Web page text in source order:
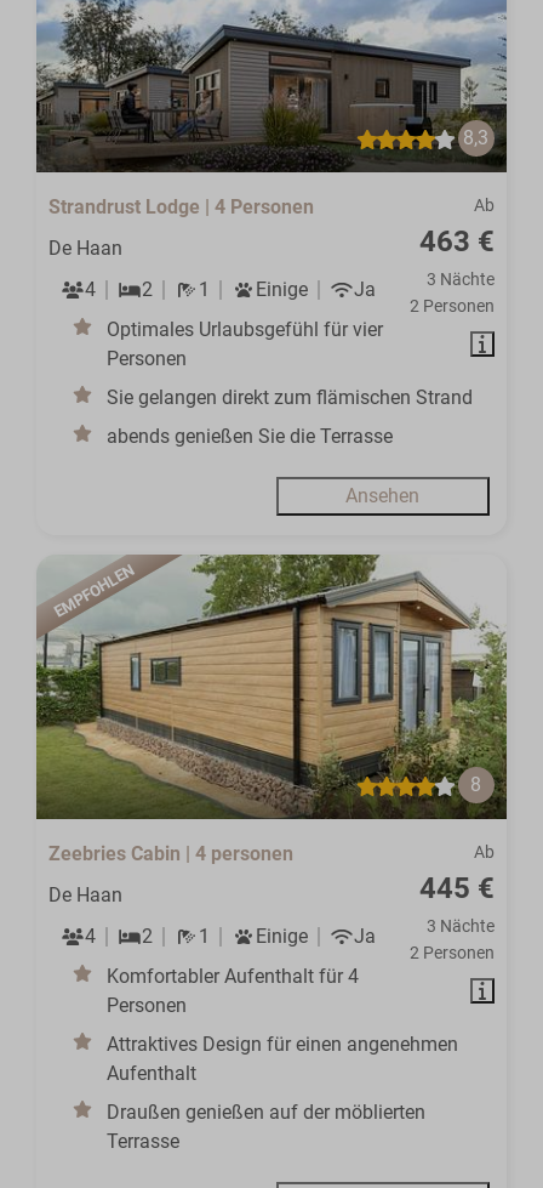
8,3
Ab
463 €
3 Nächte
2 Personen
Strandrust Lodge | 4 Personen
De Haan
4
2 1 Einige
Ja
Optimales Urlaubsgefühl für vier
Personen
Sie gelangen direkt zum flämischen Strand
abends genießen Sie die Terrasse
Ansehen
EMPFOHLEN
8
Ab
445 €
3 Nächte
2 Personen
Zeebries Cabin | 4 personen
De Haan
4
2 1 Einige
Ja
Komfortabler Aufenthalt für 4
Personen
Attraktives Design für einen angenehmen
Aufenthalt
Draußen genießen auf der möblierten
Terrasse